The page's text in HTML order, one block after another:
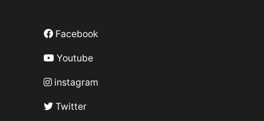
Facebook
Youtube
instagram
Twitter